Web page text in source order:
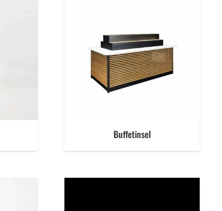
Buffetinsel